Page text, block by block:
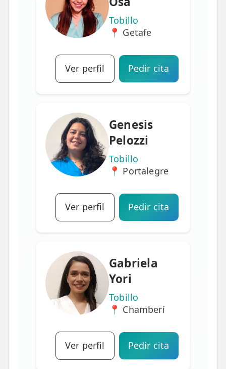
Tobillo
📍 Getafe
Ver perfil Pedir cita
Genesis
Pelozzi
Tobillo
📍 Portalegre
Ver perfil Pedir cita
Gabriela
Yori
Tobillo
📍 Chamberí
Ver perfil Pedir cita